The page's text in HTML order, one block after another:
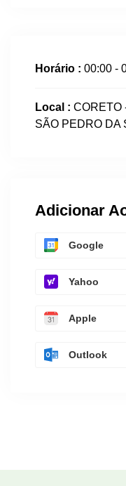
Horário : 00:00 -
Local : CORETO
SÃO PEDRO DA
Adicionar
Google
Yahoo
Apple
Outlook